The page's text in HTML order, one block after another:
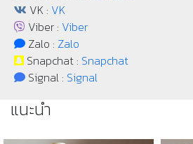
VK : VK
Viber : Viber
Zalo : Zalo
Snapchat : Snapchat
Signal : Signal
แนะนำ